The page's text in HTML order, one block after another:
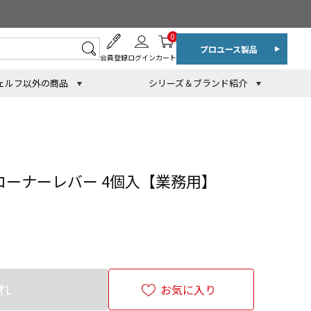
会員登録ログインカート
0
プロユース製品
ルフ以外の商品 シリーズ＆ブランド紹介
ナーレバー 4個入【業務用】
お気に入り